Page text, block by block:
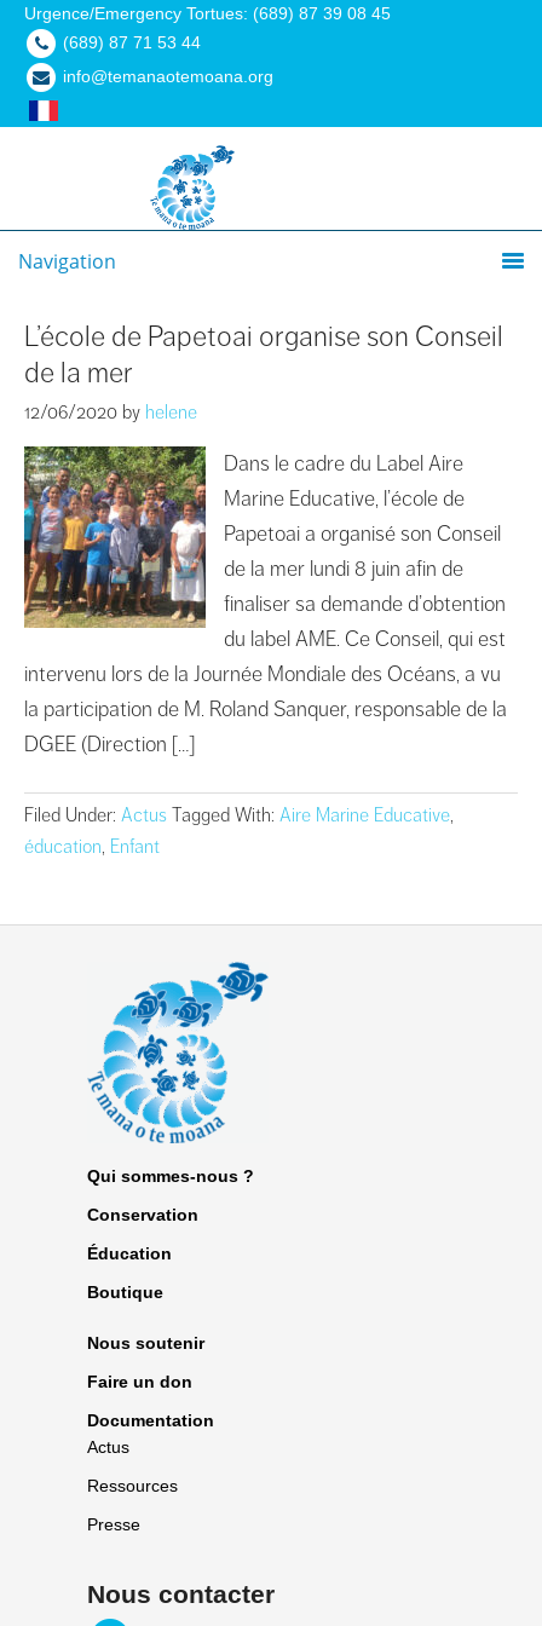
Urgence/Emergency Tortues: (689) 87 39 08 45
(689) 87 71 53 44
info@temanaotemoana.org
Navigation
L’école de Papetoai organise son Conseil
de la mer
12/06/2020 by helene
Dans le cadre du Label Aire
Marine Educative, l’école de
Papetoai a organisé son Conseil
de la mer lundi 8 juin afin de
finaliser sa demande d’obtention
du label AME. Ce Conseil, qui est
intervenu lors de la Journée Mondiale des Océans, a vu
la participation de M. Roland Sanquer, responsable de la
DGEE (Direction […]
Filed Under: Actus Tagged With: Aire Marine Educative,
éducation, Enfant
Qui sommes-nous ?
Conservation
Éducation
Boutique
Nous soutenir
Faire un don
Documentation
Actus
Ressources
Presse
Nous contacter